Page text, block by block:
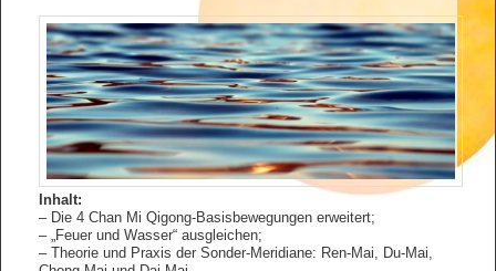
Inhalt:
– Die 4 Chan Mi Qigong-Basisbewegungen erweitert;
– „Feuer und Wasser“ ausgleichen;
– Theorie und Praxis der Sonder-Meridiane: Ren-Mai, Du-Mai,